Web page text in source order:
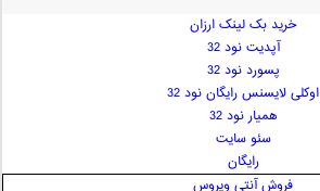
خرید بک لینک ارزان
آپدیت نود 32
پسورد نود 32
اوکلی لایسنس رایگان نود 32
همیار نود 32
سئو سایت
رایگان